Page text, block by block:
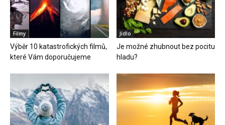
Filmy
Výběr 10 katastrofických filmů,
které Vám doporučujeme
Jídlo
Je možné zhubnout bez pocitu
hladu?